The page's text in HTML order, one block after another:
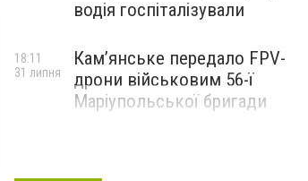
водія госпіталізували
Кам’янське передало FPV-
дрони військовим 56-ї
Маріупольської бригади
18:11
31 липня